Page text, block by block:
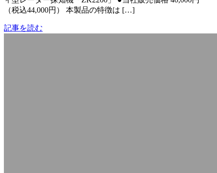
（税込44,000円） 本製品の特徴は […]
記事を読む